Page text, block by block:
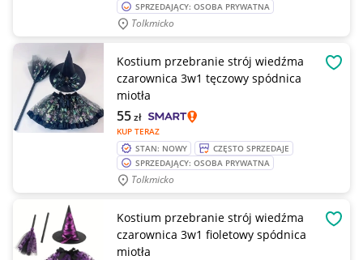
SPRZEDAJĄCY: OSOBA PRYWATNA
Tolkmicko
Kostium przebranie strój wiedźma
czarownica 3w1 tęczowy spódnica
miotła
KUP TERAZ
55zł
STAN: NOWY
CZĘSTO SPRZEDAJE
SPRZEDAJĄCY: OSOBA PRYWATNA
Tolkmicko
Kostium przebranie strój wiedźma
czarownica 3w1 fioletowy spódnica
miotła